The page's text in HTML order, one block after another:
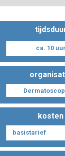
Nascholingen
Nascholing
ca. 10 uur
kosten
basistarief